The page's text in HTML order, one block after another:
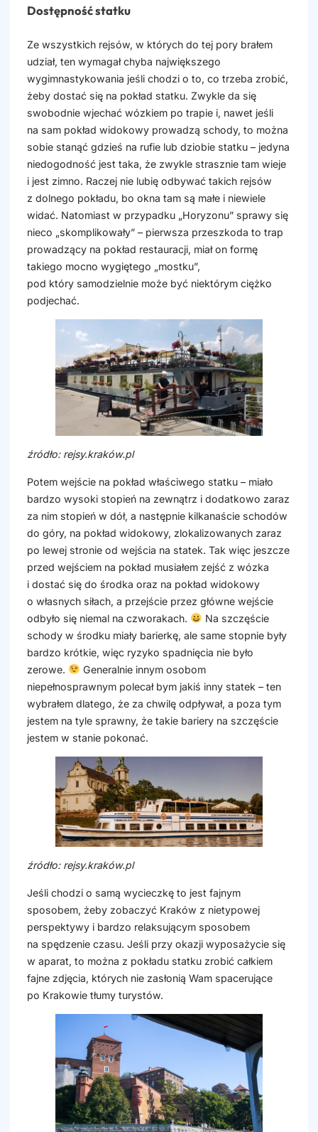
Dostępność statku
Ze wszystkich rejsów, w których do tej pory brałem
udział, ten wymagał chyba największego
wygimnastykowania jeśli chodzi o to, co trzeba zrobić,
żeby dostać się na pokład statku. Zwykle da się
swobodnie wjechać wózkiem po trapie i, nawet jeśli
na sam pokład widokowy prowadzą schody, to można
sobie stanąć gdzieś na rufie lub dziobie statku – jedyna
niedogodność jest taka, że zwykle strasznie tam wieje
i jest zimno. Raczej nie lubię odbywać takich rejsów
z dolnego pokładu, bo okna tam są małe i niewiele
widać. Natomiast w przypadku „Horyzonu” sprawy się
nieco „skomplikowały” – pierwsza przeszkoda to trap
prowadzący na pokład restauracji, miał on formę
takiego mocno wygiętego „mostku”,
pod który samodzielnie może być niektórym ciężko
podjechać.
źródło: rejsy.kraków.pl
Potem wejście na pokład właściwego statku – miało
bardzo wysoki stopień na zewnątrz i dodatkowo zaraz
za nim stopień w dół, a następnie kilkanaście schodów
do góry, na pokład widokowy, zlokalizowanych zaraz
po lewej stronie od wejścia na statek. Tak więc jeszcze
przed wejściem na pokład musiałem zejść z wózka
i dostać się do środka oraz na pokład widokowy
o własnych siłach, a przejście przez główne wejście
odbyło się niemal na czworakach.
Na szczęście
schody w środku miały barierkę, ale same stopnie były
bardzo krótkie, więc ryzyko spadnięcia nie było
zerowe.
Generalnie innym osobom
niepełnosprawnym polecał bym jakiś inny statek – ten
wybrałem dlatego, że za chwilę odpływał, a poza tym
jestem na tyle sprawny, że takie bariery na szczęście
jestem w stanie pokonać.
źródło: rejsy.kraków.pl
Jeśli chodzi o samą wycieczkę to jest fajnym
sposobem, żeby zobaczyć Kraków z nietypowej
perspektywy i bardzo relaksującym sposobem
na spędzenie czasu. Jeśli przy okazji wyposażycie się
w aparat, to można z pokładu statku zrobić całkiem
fajne zdjęcia, których nie zasłonią Wam spacerujące
po Krakowie tłumy turystów.